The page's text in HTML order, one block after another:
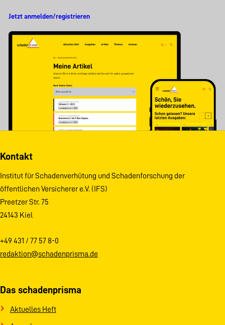
Jetzt anmelden/registrieren
Kontakt
Institut für Schadenverhütung und Schadenforschung der
öffentlichen Versicherer e.V. (IFS)
Preetzer Str. 75
24143 Kiel
+49 431 / 77 57 8-0
redaktion@schadenprisma.de
Das schadenprisma
Aktuelles Heft